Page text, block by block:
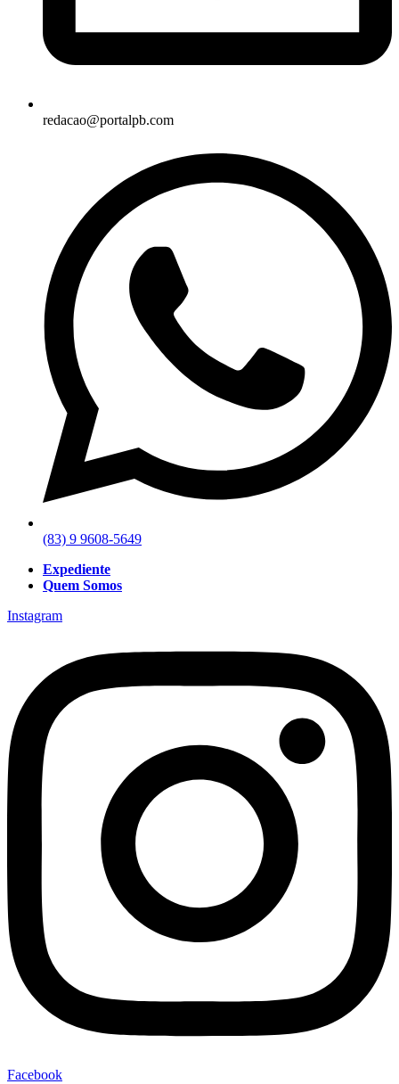
redacao@portalpb.com
(83) 9 9608-5649
Expediente
Quem Somos
Instagram
Facebook